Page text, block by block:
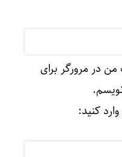
در مرورگر برای
کنید: